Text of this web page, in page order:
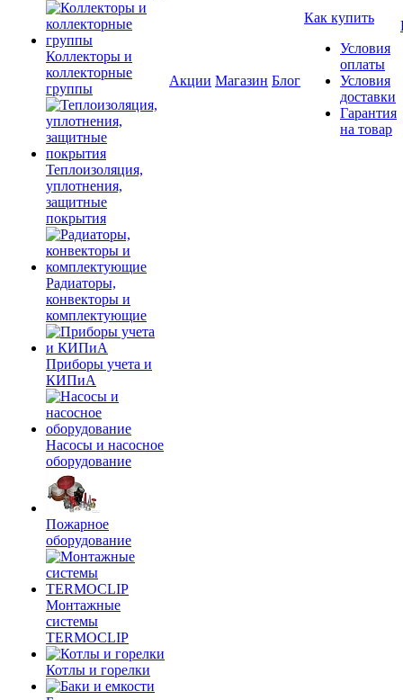
Коллекторы и
коллекторные
группы
Теплоизоляция,
уплотнения,
защитные
покрытия
Радиаторы,
конвекторы и
комплектующие
Приборы учета и
КИПиА
Насосы и насосное
оборудование
Пожарное
оборудование
Монтажные
системы
TERMOCLIP
Котлы и горелки
Акции Магазин Блог
Как купить
Условия
оплаты
Условия
доставки
Гарантия
на товар